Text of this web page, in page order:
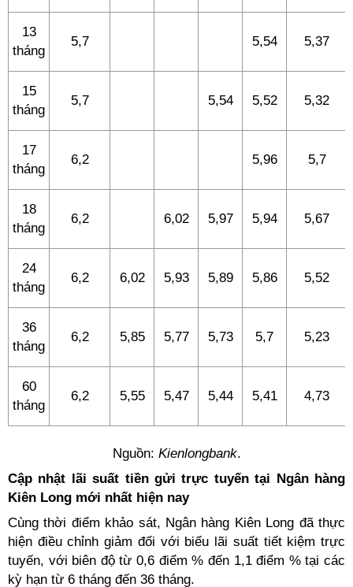
13
tháng
5,7 5,54 5,37
15
tháng
5,7 5,54 5,52 5,32
17
tháng
6,2 5,96 5,7
18
tháng
6,2 6,02 5,97 5,94 5,67
24
tháng
6,2 6,02 5,93 5,89 5,86 5,52
36
tháng
6,2 5,85 5,77 5,73 5,7 5,23
60
tháng
6,2 5,55 5,47 5,44 5,41 4,73
Nguồn: Kienlongbank.
Cập nhật lãi suất tiền gửi trực tuyến tại Ngân hàng
Kiên Long mới nhất hiện nay
Cùng thời điểm khảo sát, Ngân hàng Kiên Long đã thực
hiện điều chỉnh giảm đối với biểu lãi suất tiết kiệm trực
tuyến, với biên độ từ 0,6 điểm % đến 1,1 điểm % tại các
kỳ hạn từ 6 tháng đến 36 tháng.